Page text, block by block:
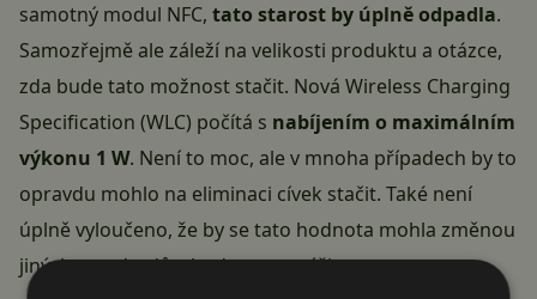
samotný modul NFC, tato starost by úplně odpadla.
Samozřejmě ale záleží na velikosti produktu a otázce,
zda bude tato možnost stačit. Nová Wireless Charging
Specification (WLC) počítá s nabíjením o maximálním
výkonu 1 W. Není to moc, ale v mnoha případech by to
opravdu mohlo na eliminaci cívek stačit. Také není
úplně vyloučeno, že by se tato hodnota mohla změnou
jiných standardů v budoucnu zvýšit.